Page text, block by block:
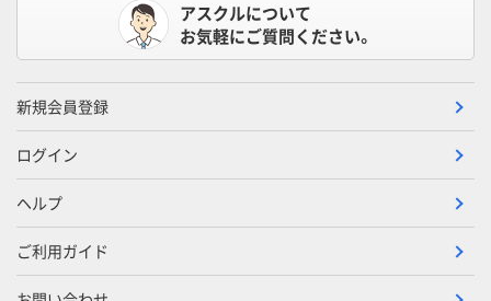
アスクルについて
お気軽にご質問ください。
新規会員登録
ログイン
ヘルプ
ご利用ガイド